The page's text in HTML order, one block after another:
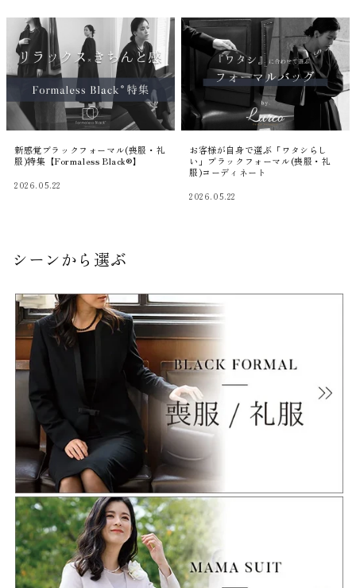
新感覚ブラックフォーマル(喪服・礼
服)特集【Formaless Black®】
2026.05.22
お客様が自身で選ぶ「ワタシらし
い」ブラックフォーマル(喪服・礼
服)コーディネート
2026.05.22
シーンから選ぶ